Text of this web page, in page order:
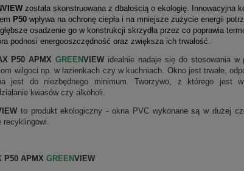
została skonstruowana z dbałością o ekologię. Innowacyjna
P50 wpływa na ochronę ciepła i na mniejsze zużycie energii
osadzenie go w konstrukcji skrzydła przez co poprawia
podnosi energooszczędność oraz zwiększa ich trwałość.
P50 APMXGREENVIEW idealnie nadaje się do stosowania
wilgoci np. w łazienkach czy w kuchniach. Okno jest trwałe,
jest do niezbędnego minimum. Tworzywo, z którego jest
kwasów czy alkoholi.
to produkt ekologiczny - okna PVC wykonane są w dużej
P50 APMX GREENVIEW